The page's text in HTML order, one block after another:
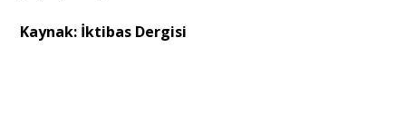
Kaynak: İktibas Dergisi